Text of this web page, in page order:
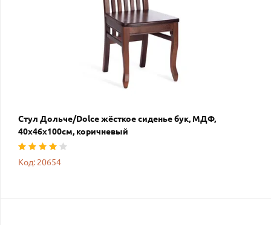
Стул Дольче/Dolce жёсткое сиденье бук, МДФ,
40х46х100см, коричневый
Код: 20654